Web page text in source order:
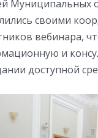
Муниципальных
своими
вебинара,
и
доступной